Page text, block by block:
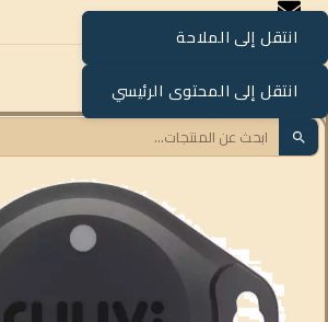
انتقل إلى الملاحة
انتقل إلى المحتوى الرئيسي